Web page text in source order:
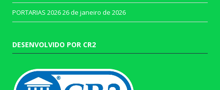
PORTARIAS 202626 de janeiro de 2026
DESENVOLVIDO POR CR2